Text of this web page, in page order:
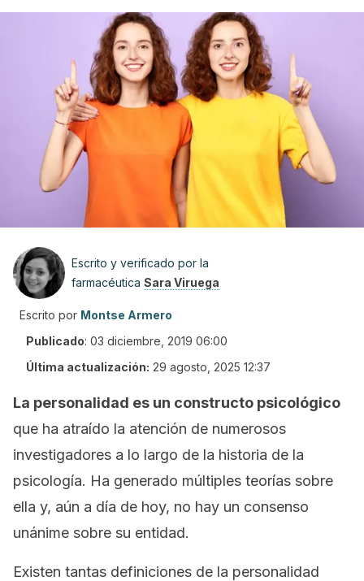
Escrito y verificado por la
farmacéutica Sara Viruega
Escrito por Montse Armero
Publicado: 03 diciembre, 2019 06:00
Última actualización: 29 agosto, 2025 12:37
La personalidad es un constructo psicológico
que ha atraído la atención de numerosos
investigadores a lo largo de la historia de la
psicología. Ha generado múltiples teorías sobre
ella y, aún a día de hoy, no hay un consenso
unánime sobre su entidad.
Existen tantas definiciones de la personalidad